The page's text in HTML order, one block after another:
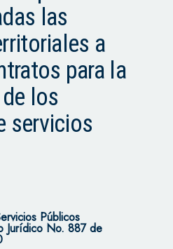
las
a
para la
los
servicios
Públicos
Jurídico No. 887 de